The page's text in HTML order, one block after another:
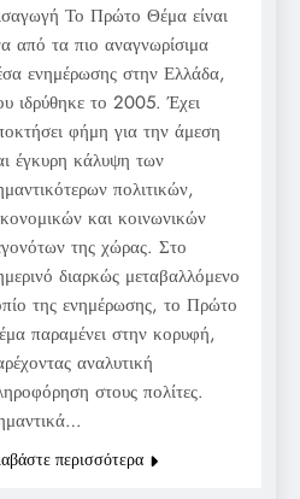
Το Πρώτο Θέμα είναι
από τα πιο αναγνωρίσιμα
ενημέρωσης στην Ελλάδα,
ιδρύθηκε το 2005. Έχει
φήμη για την άμεση
έγκυρη κάλυψη των
πολιτικών,
και κοινωνικών
της χώρας. Στο
διαρκώς μεταβαλλόμενο
της ενημέρωσης, το Πρώτο
παραμένει στην κορυφή,
αναλυτική
στους πολίτες.
περισσότερα